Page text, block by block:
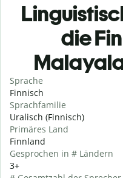
die
Sprache
Finnisch
Sprachfamilie
Uralisch (Finnisch)
Primäres Land
Finnland
Gesprochen in # Ländern
3+